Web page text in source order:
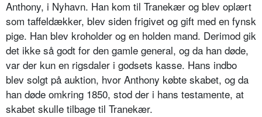
Anthony, i Nyhavn. Han kom til Tranekær og blev oplært
som taffeldækker, blev siden frigivet og gift med en fynsk
pige. Han blev kroholder og en holden mand. Derimod gik
det ikke så godt for den gamle general, og da han døde,
var der kun en rigsdaler i godsets kasse. Hans indbo
blev solgt på auktion, hvor Anthony købte skabet, og da
han døde omkring 1850, stod der i hans testamente, at
skabet skulle tilbage til Tranekær.